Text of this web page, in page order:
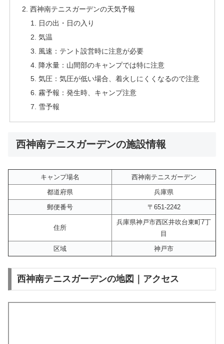
西神南テニスガーデンの天気予報
日の出・日の入り
気温
風速：テント設営時に注意が必要
降水量：山間部のキャンプでは特に注意
気圧：気圧が低い場合、着火しにくくなるので注意
霧予報：発生時、キャンプ注意
雪予報
西神南テニスガーデンの施設情報
キャンプ場名
西神南テニスガーデン
都道府県
兵庫県
郵便番号
〒651-2242
住所
兵庫県神戸市西区井吹台東町7丁
目
区域
神戸市
西神南テニスガーデンの地図｜アクセス